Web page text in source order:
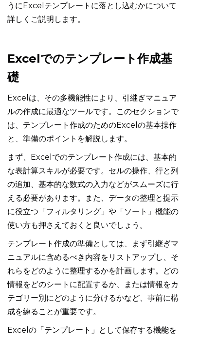
うにExcelテンプレートに落とし込むかについて
詳しくご説明します。
Excelでのテンプレート作成基
礎
Excelは、その多機能性により、引継ぎマニュア
ルの作成に最適なツールです。このセクションで
は、テンプレート作成のためのExcelの基本操作
と、準備のポイントを解説します。
まず、Excelでのテンプレート作成には、基本的
な表計算スキルが必要です。セルの操作、行と列
の追加、基本的な数式の入力などがスムーズに行
える必要があります。また、データの整理と提示
に役立つ「フィルタリング」や「ソート」機能の
使い方も押さえておくと良いでしょう。
テンプレート作成の準備としては、まず引継ぎマ
ニュアルに含めるべき内容をリストアップし、そ
れらをどのように整理するかを計画します。どの
情報をどのシートに配置するか、または情報をカ
テゴリー別にどのように分けるかなど、事前に構
成を練ることが重要です。
Excelの「テンプレート」として保存する機能を